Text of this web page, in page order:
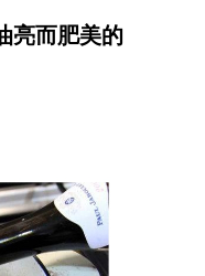
亮而肥美的